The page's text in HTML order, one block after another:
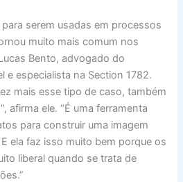
serem usadas em processos
muito mais comum nos
Bento, advogado do
e especialista na Section 1782.
mais esse tipo de caso, também
afirma ele. “É uma ferramenta
para construir uma imagem
ela faz isso muito bem porque os
liberal quando se trata de